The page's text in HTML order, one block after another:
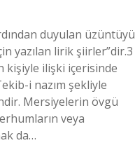
duyulan üzüntüyü
yazılan lirik şiirler”dir.3
kişiyle ilişki içerisinde
i nazım şekliyle
Mersiyelerin övgü
veya
da…